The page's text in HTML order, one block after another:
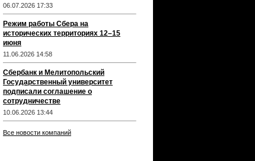
06.07.2026 17:33
Режим работы Сбера на
исторических территориях 12–15
июня
11.06.2026 14:58
Сбербанк и Мелитопольский
Государственный университет
подписали соглашение о
сотрудничестве
10.06.2026 13:44
Все новости компаний